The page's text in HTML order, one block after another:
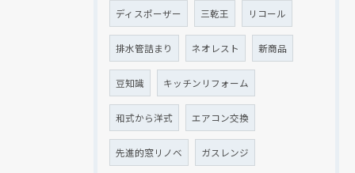
ディスポーザー 三乾王 リコール
排水管詰まり ネオレスト 新商品
豆知識 キッチンリフォーム
和式から洋式 エアコン交換
先進的窓リノベ ガスレンジ